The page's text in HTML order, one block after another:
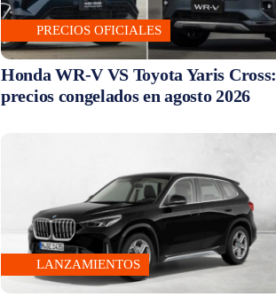
PRECIOS OFICIALES
Honda WR-V VS Toyota Yaris Cross:
precios congelados en agosto 2026
LANZAMIENTOS